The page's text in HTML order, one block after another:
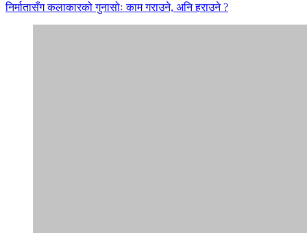
निर्मातासँग कलाकारको गुनासोः काम गराउने, अनि हराउने ?